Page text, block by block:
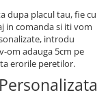
dupa placul tau, fie cu
in comanda si iti vom
introdu
om adauga 5cm pe
erorile peretilor.